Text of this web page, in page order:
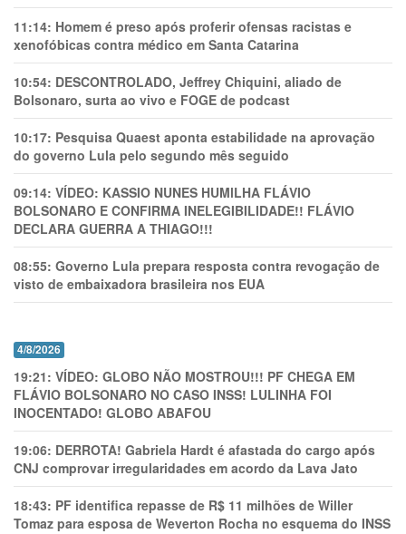
11:14: Homem é preso após proferir ofensas racistas e
xenofóbicas contra médico em Santa Catarina
10:54: DESCONTROLADO, Jeffrey Chiquini, aliado de
Bolsonaro, surta ao vivo e FOGE de podcast
10:17: Pesquisa Quaest aponta estabilidade na aprovação
do governo Lula pelo segundo mês seguido
09:14: VÍDEO: KASSIO NUNES HUMlLHA FLÁVIO
BOLSONARO E CONFIRMA INELEGIBILIDADE!! FLÁVIO
DECLARA GUERRA A THIAGO!!!
08:55: Governo Lula prepara resposta contra revogação de
visto de embaixadora brasileira nos EUA
4/8/2026
19:21: VÍDEO: GLOBO NÃO MOSTROU!!! PF CHEGA EM
FLÁVIO BOLSONARO NO CASO INSS! LULINHA FOI
INOCENTADO! GLOBO ABAFOU
19:06: DERROTA! Gabriela Hardt é afastada do cargo após
CNJ comprovar irregularidades em acordo da Lava Jato
18:43: PF identifica repasse de R$ 11 milhões de Willer
Tomaz para esposa de Weverton Rocha no esquema do INSS